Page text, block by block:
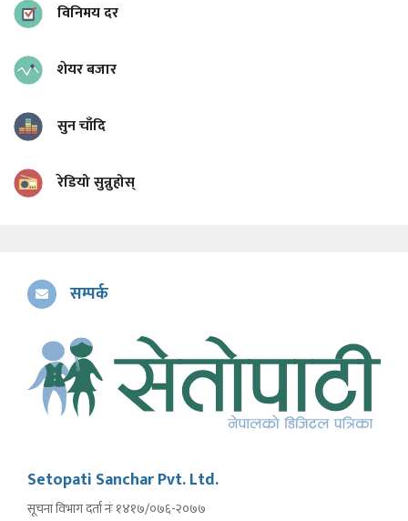
विनिमय दर
शेयर बजार
सुन चाँदि
रेडियो सुन्नुहोस्
सम्पर्क
Setopati Sanchar Pvt. Ltd.
सूचना विभाग दर्ता नंः १४१७/०७६-२०७७